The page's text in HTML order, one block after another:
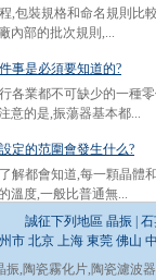
內部的批次規則,...
各業都不可缺少的一種
意的是,振蕩器基本都...
解都會知道,每一顆晶體
溫度,一般比普通無...
指的是就是各種電子電
誠征下列地區 晶振 |
市 北京 上海 東莞 佛山
振, 陶瓷霧化片, 陶瓷濾波器